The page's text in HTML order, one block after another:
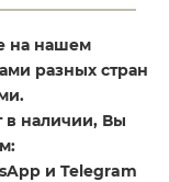
на нашем
разных стран
в наличии, Вы
и Telegram